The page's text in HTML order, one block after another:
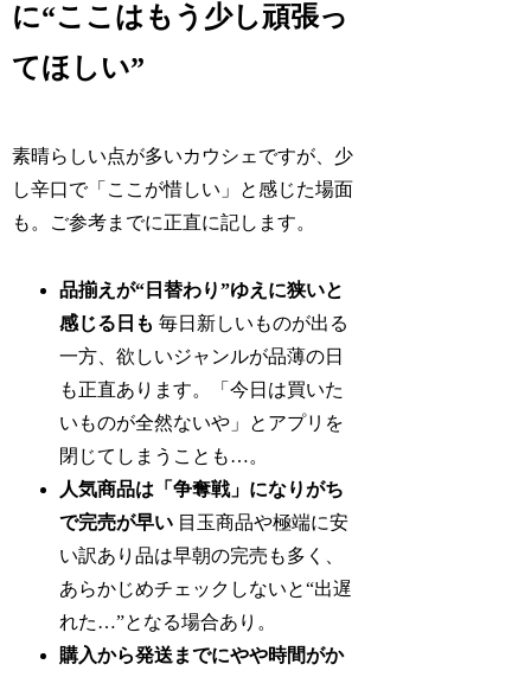
に“ここはもう少し頑張っ
てほしい”
素晴らしい点が多いカウシェですが、少
し辛口で「ここが惜しい」と感じた場面
も。ご参考までに正直に記します。
品揃えが“日替わり”ゆえに狭いと
感じる日も 毎日新しいものが出る
一方、欲しいジャンルが品薄の日
も正直あります。「今日は買いた
いものが全然ないや」とアプリを
閉じてしまうことも…。
人気商品は「争奪戦」になりがち
で完売が早い 目玉商品や極端に安
い訳あり品は早朝の完売も多く、
あらかじめチェックしないと“出遅
れた…”となる場合あり。
購入から発送までにやや時間がか